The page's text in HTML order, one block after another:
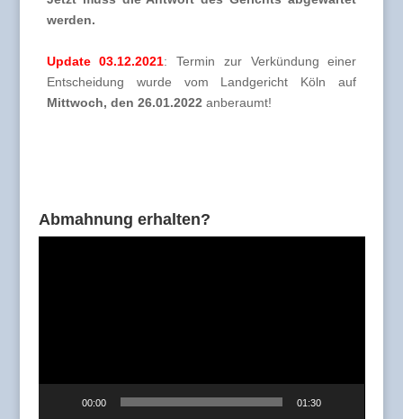
werden.
Update 03.12.2021: Termin zur Verkündung einer
Entscheidung wurde vom Landgericht Köln auf
Mittwoch, den 26.01.2022anberaumt!
Abmahnung erhalten?
00:00 01:30